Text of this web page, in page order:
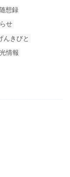
想録
せ
んきびと
情報